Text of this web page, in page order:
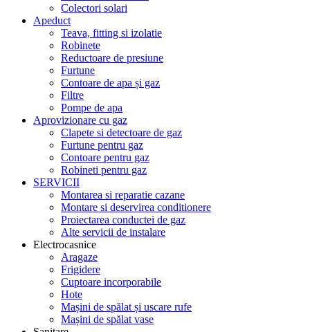
Colectori solari
Apeduct
Teava, fitting si izolatie
Robinete
Reductoare de presiune
Furtune
Contoare de apa și gaz
Filtre
Pompe de apa
Aprovizionare cu gaz
Clapete si detectoare de gaz
Furtune pentru gaz
Contoare pentru gaz
Robineti pentru gaz
SERVICII
Montarea si reparatie cazane
Montare si deservirea conditionere
Proiectarea conductei de gaz
Alte servicii de instalare
Electrocasnice
Aragaze
Frigidere
Cuptoare incorporabile
Hote
Mașini de spălat și uscare rufe
Mașini de spălat vase